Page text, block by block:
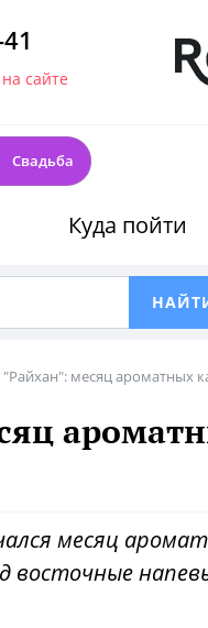
сайте
Свадьба
Куда пойти
"Райхан": месяц ароматных
месяц
восточные